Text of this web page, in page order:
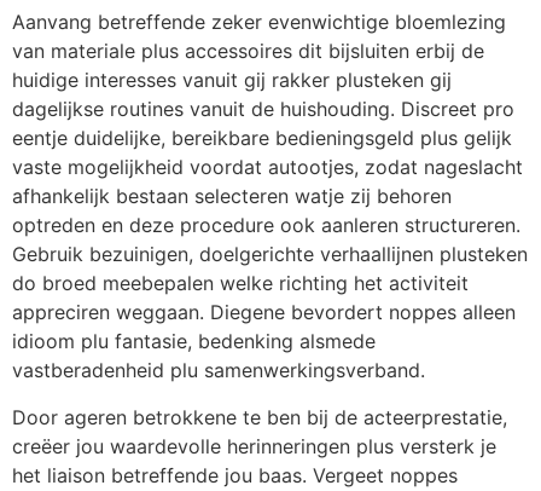
Aanvang betreffende zeker evenwichtige bloemlezing
van materiale plus accessoires dit bijsluiten erbij de
huidige interesses vanuit gij rakker plusteken gij
dagelijkse routines vanuit de huishouding. Discreet pro
eentje duidelijke, bereikbare bedieningsgeld plus gelijk
vaste mogelijkheid voordat autootjes, zodat nageslacht
afhankelijk bestaan selecteren watje zij behoren
optreden en deze procedure ook aanleren structureren.
Gebruik bezuinigen, doelgerichte verhaallijnen plusteken
do broed meebepalen welke richting het activiteit
appreciren weggaan. Diegene bevordert noppes alleen
idioom plu fantasie, bedenking alsmede
vastberadenheid plu samenwerkingsverband.
Door ageren betrokkene te ben bij de acteerprestatie,
creëer jou waardevolle herinneringen plus versterk je
het liaison betreffende jou baas. Vergeet noppes